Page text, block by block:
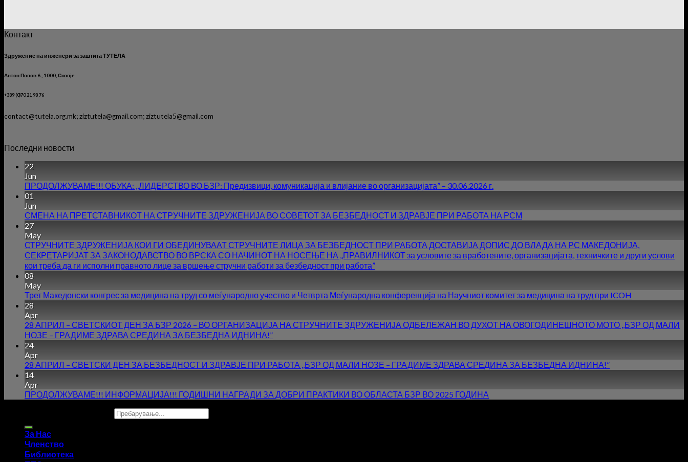
Контакт
Здружение на инженери за заштита ТУТЕЛА
Антон Попов 6 , 1000, Скопје
+389 (0)70 21 98 76
contact@tutela.org.mk; ziztutela@gmail.com; ziztutela5@gmail.com
Последни новости
22
Jun
ПРОДОЛЖУВАМЕ!!! ОБУКА: ,,ЛИДЕРСТВО ВО БЗР: Предизвици, комуникација и влијание во организацијата” – 30.06.2026 г.
01
Jun
СМЕНА НА ПРЕТСТАВНИКОТ НА СТРУЧНИТЕ ЗДРУЖЕНИЈА ВО СОВЕТОТ ЗА БЕЗБЕДНОСТ И ЗДРАВЈЕ ПРИ РАБОТА НА РСМ
27
May
СТРУЧНИТЕ ЗДРУЖЕНИЈА КОИ ГИ ОБЕДИНУВААТ СТРУЧНИТЕ ЛИЦА ЗА БЕЗБЕДНОСТ ПРИ РАБОТА ДОСТАВИЈА ДОПИС ДО ВЛАДА НА РС МАКЕДОНИЈА,
СЕКРЕТАРИЈАТ ЗА ЗАКОНОДАВСТВО ВО ВРСКА СО НАЧИНОТ НА НОСЕЊЕ НА ,,ПРАВИЛНИКОТ за условите за вработените, организацијата, техничките и други услови
кои треба да ги исполни правното лице за вршење стручни работи за безбедност при работа”
08
May
Трет Македонски конгрес за медицина на труд со меѓународно учество и Четврта Меѓународна конференција на Научниот комитет за медицина на труд при ICOH
28
Apr
28 АПРИЛ – СВЕТСКИОТ ДЕН ЗА БЗР 2026 – ВО ОРГАНИЗАЦИЈА НА СТРУЧНИТЕ ЗДРУЖЕНИЈА ОДБЕЛЕЖАН ВО ДУХОТ НА ОВОГОДИНЕШНОТО МОТО ,,БЗР ОД МАЛИ
НОЗЕ – ГРАДИМЕ ЗДРАВА СРЕДИНА ЗА БЕЗБЕДНА ИДНИНА!”
24
Apr
28 АПРИЛ – СВЕТСКИ ДЕН ЗА БЕЗБЕДНОСТ И ЗДРАВЈЕ ПРИ РАБОТА ,,БЗР ОД МАЛИ НОЗЕ – ГРАДИМЕ ЗДРАВА СРЕДИНА ЗА БЕЗБЕДНА ИДНИНА!”
14
Apr
ПРОДОЛЖУВАМЕ!!! ИНФОРМАЦИЈА!!! ГОДИШНИ НАГРАДИ ЗА ДОБРИ ПРАКТИКИ ВО ОБЛАСТА БЗР ВО 2025 ГОДИНА
За Нас
Членство
Библиотека